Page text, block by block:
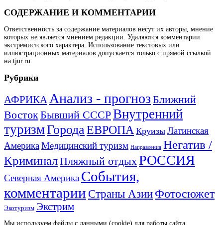
СОДЕРЖАНИЕ И КОММЕНТАРИИ
Ответственность за содержание материалов несут их авторы, мнение
которых не является мнением редакции. Удаляются комментарии
экстремистского характера. Использование текстовых или
иллюстрационных материалов допускается только с прямой ссылкой
на tjur.ru.
Рубрики
АФРИКА Анализ - прогноз Ближний
Восток Бывший СССРВнутренний
туризмГорода ЕВРОПА Круизы Латинская
Америка Медицинский туризм Направления Негатив /
КриминалПляжный отдыхРОССИЯ
Северная Америка События,
комментарии Страны Азии Фотосюжет
Экотуризм Экстрим
Мы используем файлы с данными (cookie) для работы сайта.